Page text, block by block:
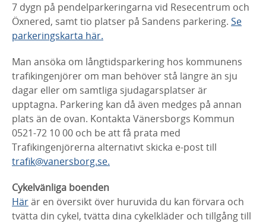
7 dygn på pendelparkeringarna vid Resecentrum och
Öxnered, samt tio platser på Sandens parkering. Se
parkeringskarta här.
Man ansöka om långtidsparkering hos kommunens
trafikingenjörer om man behöver stå längre än sju
dagar eller om samtliga sjudagarsplatser är
upptagna. Parkering kan då även medges på annan
plats än de ovan. Kontakta Vänersborgs Kommun
0521-72 10 00 och be att få prata med
Trafikingenjörerna alternativt skicka e-post till
trafik@vanersborg.se.
Cykelvänliga boenden
Härär en översikt över huruvida du kan förvara och
tvätta din cykel, tvätta dina cykelkläder och tillgång till